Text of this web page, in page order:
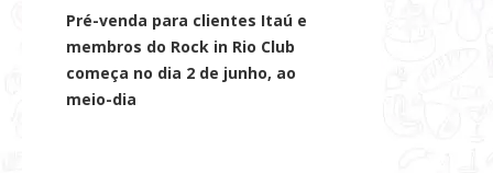
Pré-venda para clientes Itaú e
membros do Rock in Rio Club
começa no dia 2 de junho, ao
meio-dia